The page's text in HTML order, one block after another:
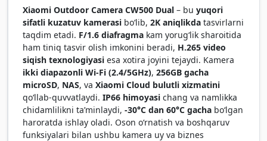
Xiaomi Outdoor Camera CW500 Dual – bu yuqori
sifatli kuzatuv kamerasi bo‘lib, 2K aniqlikda tasvirlarni
taqdim etadi. F/1.6 diafragma kam yorug‘lik sharoitida
ham tiniq tasvir olish imkonini beradi, H.265 video
siqish texnologiyasi esa xotira joyini tejaydi. Kamera
ikki diapazonli Wi-Fi (2.4/5GHz), 256GB gacha
microSD, NAS, va Xiaomi Cloud bulutli xizmatini
qo‘llab-quvvatlaydi. IP66 himoyasi chang va namlikka
chidamlilikni ta’minlaydi, -30°C dan 60°C gacha bo‘lgan
haroratda ishlay oladi. Oson o‘rnatish va boshqaruv
funksiyalari bilan ushbu kamera uy va biznes